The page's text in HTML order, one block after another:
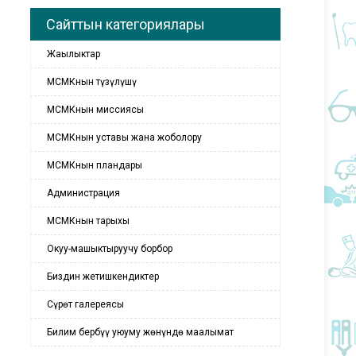
Сайттын категориялары
Жаңылыктар
МСМКнын түзүлүшү
МСМКнын миссиясы
МСМКнын уставы жана жоболору
МСМКнын пландары
Администрация
МСМКнын тарыхы
Окуу-машыктыруучу борбор
Биздин жетишкендиктер
Сүрөт галереясы
Билим бербүү уюуму жөнүндө маалымат